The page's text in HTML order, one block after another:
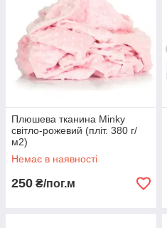
Плюшева тканина Minky
світло-рожевий (пліт. 380 г/
м2)
Немає в наявності
250 ₴/пог.м